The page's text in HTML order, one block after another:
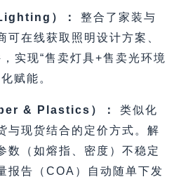
）：
整合了家装与
可在线获取照明设计方案、
实现“售卖灯具+售卖光环境
赋能。
& Plastics）：
类似化
与现货结合的定价方式。解
数（如熔指、密度）不稳定
报告（COA）自动随单下发